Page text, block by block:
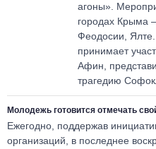
агоны».
городах Крыма
Феодосии,
принимает
Афин,
трагедию
Молодежь готовится отмечать
Ежегодно, поддержав
организаций, в последнее